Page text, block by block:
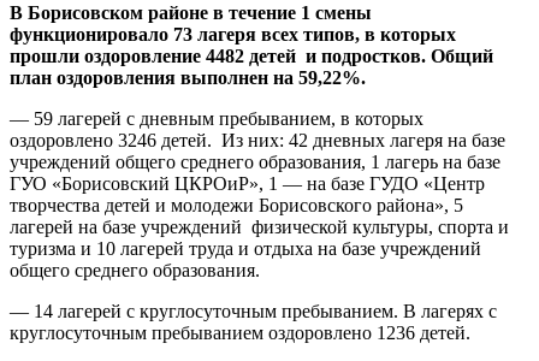
В Борисовском районе в течение 1 смены
функционировало 73 лагеря всех типов, в которых
прошли оздоровление 4482 детей и подростков. Общий
план оздоровления выполнен на 59,22%.
— 59 лагерей с дневным пребыванием, в которых
оздоровлено 3246 детей. Из них: 42 дневных лагеря на базе
учреждений общего среднего образования, 1 лагерь на базе
ГУО «Борисовский ЦКРОиР», 1 — на базе ГУДО «Центр
творчества детей и молодежи Борисовского района», 5
лагерей на базе учреждений физической культуры, спорта и
туризма и 10 лагерей труда и отдыха на базе учреждений
общего среднего образования.
— 14 лагерей с круглосуточным пребыванием. В лагерях с
круглосуточным пребыванием оздоровлено 1236 детей.